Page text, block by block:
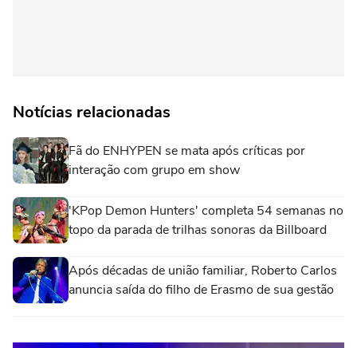
Notícias relacionadas
Fã do ENHYPEN se mata após críticas por
interação com grupo em show
'KPop Demon Hunters' completa 54 semanas no
topo da parada de trilhas sonoras da Billboard
Após décadas de união familiar, Roberto Carlos
anuncia saída do filho de Erasmo de sua gestão